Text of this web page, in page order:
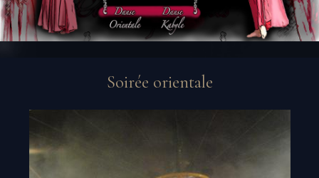
Soirée orientale